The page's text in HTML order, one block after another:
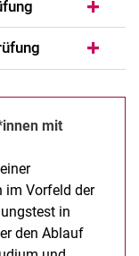
mit
im Vorfeld der
in
den Ablauf